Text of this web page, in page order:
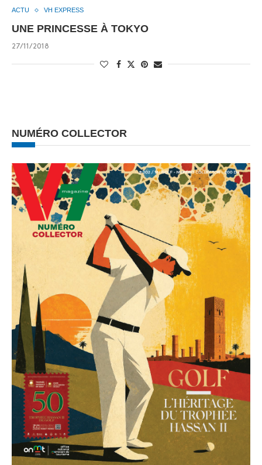
ACTU VH EXPRESS
UNE PRINCESSE À TOKYO
27/11/2018
NUMÉRO COLLECTOR